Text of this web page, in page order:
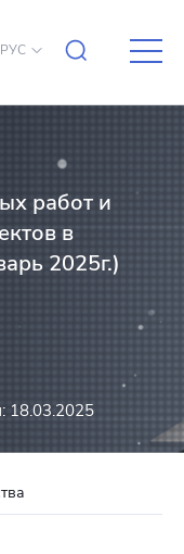
РУС
работ и
в
2025г.)
18.03.2025